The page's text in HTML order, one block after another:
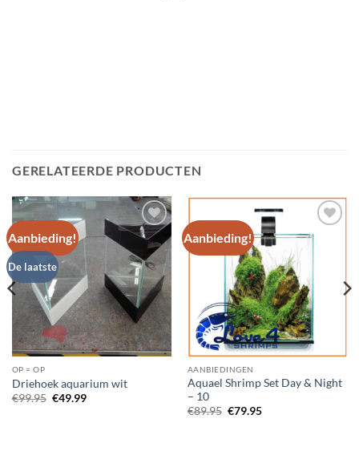
GERELATEERDE PRODUCTEN
Aanbieding!
De laatste
Add to
Wishlist
OP = OP
Driehoek aquarium wit
€99.95 Oorspronkelijke
€49.99Huidige
Aanbieding!
Add to
AANBIEDINGEN
Aquael Shrimp Set Day & Night
– 10
€89.95 Oorspronkelijke
€79.95Huidige